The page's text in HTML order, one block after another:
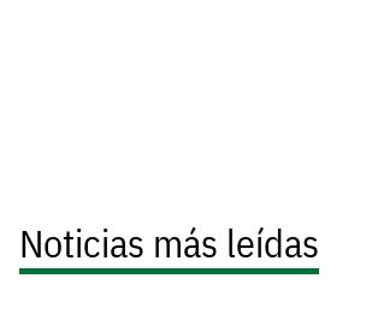
Noticias más leídas